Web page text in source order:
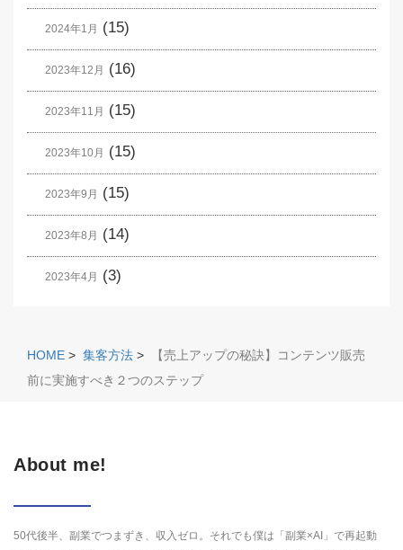
2024年1月 (15)
2023年12月 (16)
2023年11月 (15)
2023年10月 (15)
2023年9月 (15)
2023年8月 (14)
2023年4月 (3)
HOME > 集客方法 >
【売上アップの秘訣】コンテンツ販売
前に実施すべき２つのステップ
About me!
50代後半、副業でつまずき、収入ゼロ。それでも僕は「副業×AI」で再起動